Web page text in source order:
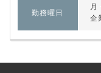
勤務曜日
月
企